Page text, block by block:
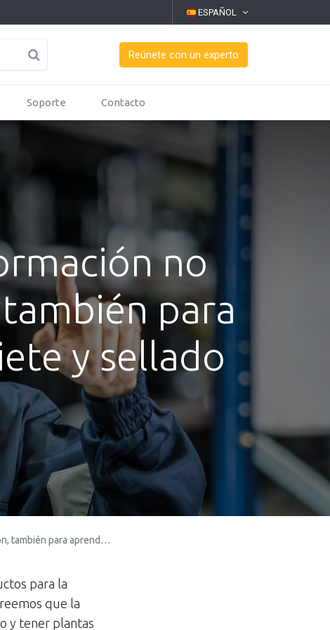
ESPAÑOL
Reúnete con un experto
Soporte Contacto
no
para
y sellado
todo sobre el apriete y sellado
para la
que la
y tener plantas